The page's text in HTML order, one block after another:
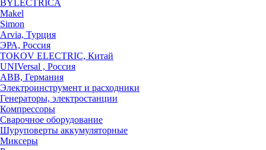
BYLECTRICA
Makel
Simon
Arvia, Турция
ЭРА, Россия
TOKOV ELECTRIC, Китай
UNIVersal , Россия
ABB, Германия
Электроинструмент и расходники
Генераторы, электростанции
Компрессоры
Сварочное оборудование
Шуруповерты аккумуляторные
Миксеры